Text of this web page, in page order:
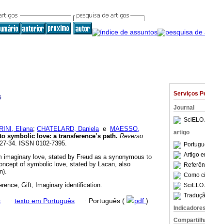
Serviços
Journal
SciELO
artigo
Artigo
Como
SciELO
Indicadores
Eliana; CHATELARD, Danielae
MAESSO,
symbolic love: a transference’s path. Reverso
34. ISSN 0102-7395.
imaginary love, stated by Freud as a synonymous to
of symbolic love, stated by Lacan, also
Gift; Imaginary identification.
· texto em Português · Português ( pdf )